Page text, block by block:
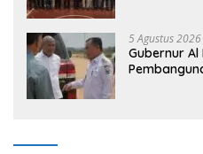
masa
5 Agustus 2026
Gubernur